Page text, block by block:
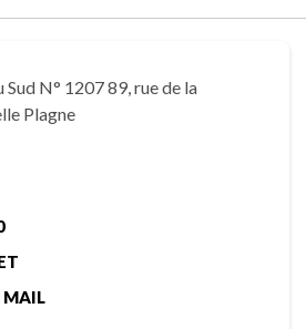
Sud N° 1207 89, rue de la
Plagne
MAIL